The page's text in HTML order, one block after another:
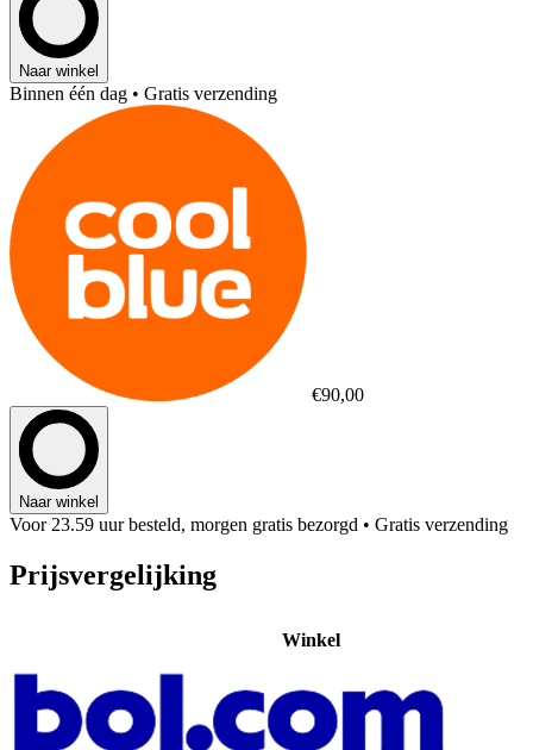
Naar winkel
Binnen één dag • Gratis verzending
€90,00
Naar winkel
Voor 23.59 uur besteld, morgen gratis bezorgd • Gratis verzending
Prijsvergelijking
Winkel